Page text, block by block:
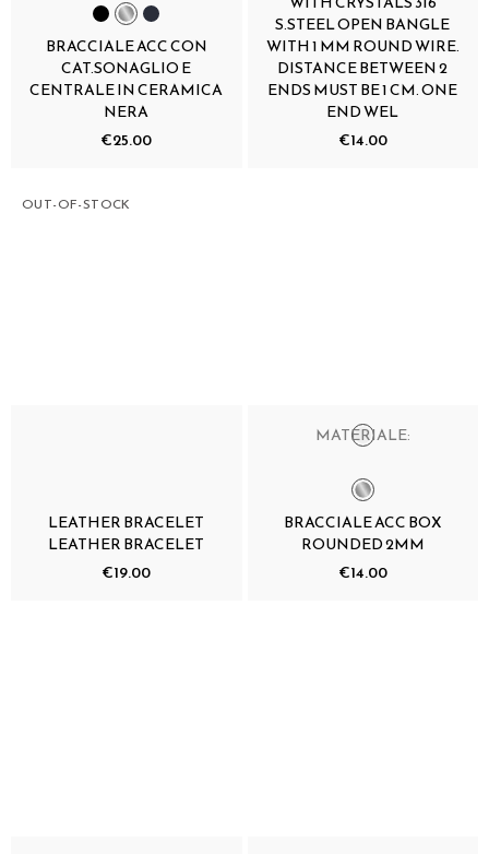
BRACCIALE ACC CON
CAT.SONAGLIO E
CENTRALE IN CERAMICA
NERA
€25.00
S.STEEL OPEN BANGLE
WITH 1 MM ROUND WIRE.
DISTANCE BETWEEN 2
ENDS MUST BE 1 CM. ONE
END WEL
€14.00
OUT-OF-STOCK
LEATHER BRACELET
LEATHER BRACELET
€19.00
MATERIALE:
BRACCIALE ACC BOX
ROUNDED 2MM
€14.00